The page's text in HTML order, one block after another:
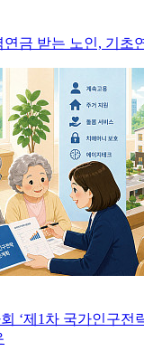
연금 받는 노인, 기초
‘제1차 국가인구전